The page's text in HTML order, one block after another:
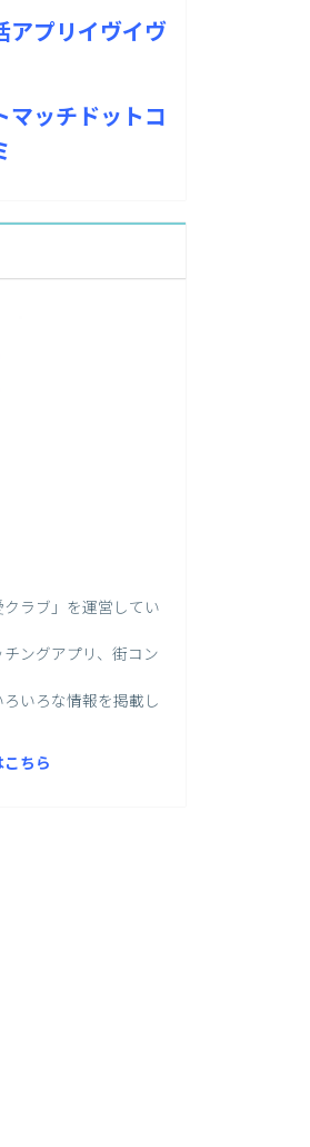
アプリイヴイヴ
マッチドットコ
ラブ」を運営してい
ングアプリ、街コン
いろな情報を掲載し
ちら